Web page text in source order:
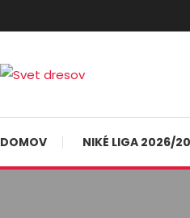
To
DOMOV NIKÉ LIGA 2026/